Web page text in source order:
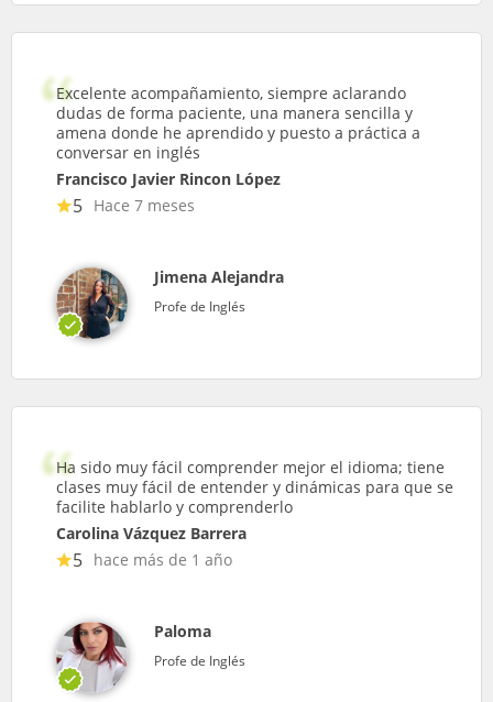
Excelente acompañamiento, siempre aclarando
dudas de forma paciente, una manera sencilla y
amena donde he aprendido y puesto a práctica a
conversar en inglés
Francisco Javier Rincon López
5 Hace 7 meses
Jimena Alejandra
Profe de Inglés
Ha sido muy fácil comprender mejor el idioma; tiene
clases muy fácil de entender y dinámicas para que se
facilite hablarlo y comprenderlo
Carolina Vázquez Barrera
5 hace más de 1 año
Paloma
Profe de Inglés